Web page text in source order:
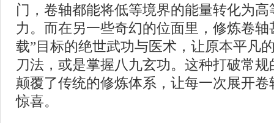
门，卷轴都能将低等境界的能量转化为
力。而在另一些奇幻的位面里，修炼卷轴
载”目标的绝世武功与医术，让原本平凡
刀法，或是掌握八九玄功。这种打破常
颠覆了传统的修炼体系，让每一次展开
惊喜。